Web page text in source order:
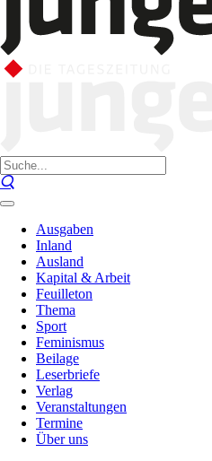
Ausgaben
Inland
Ausland
Kapital & Arbeit
Feuilleton
Thema
Sport
Feminismus
Beilage
Leserbriefe
Verlag
Veranstaltungen
Termine
Über uns